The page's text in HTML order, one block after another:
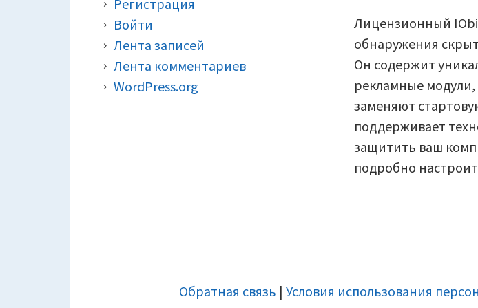
Лицензионный
обнаружения
Он содержит
рекламные
заменяют
поддерживает
защитить ваш
подробно
Регистрация
Войти
Лента записей
Лента комментариев
WordPress.org
Обратная связь |Условия использования